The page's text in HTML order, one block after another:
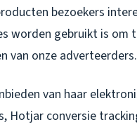
bezoekers
worden gebruikt is om
van onze adverteerders.
van haar
Hotjar conversie